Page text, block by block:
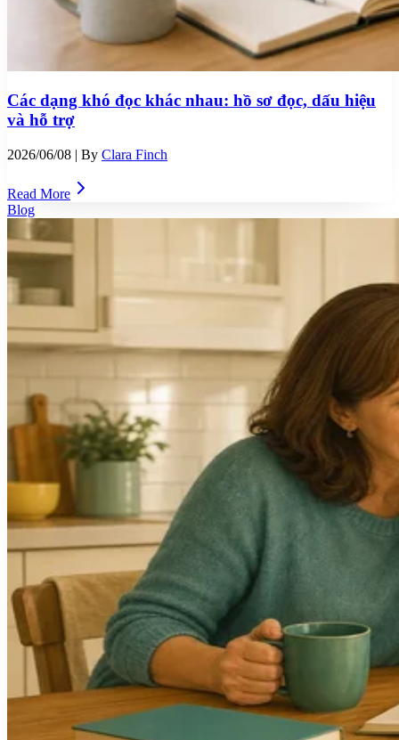
Các dạng khó đọc khác nhau: hồ sơ đọc, dấu hiệu
và hỗ trợ
2026/06/08 | By Clara Finch
Read More
Blog